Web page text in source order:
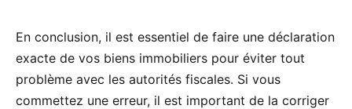
En conclusion, il est essentiel de faire une déclaration
exacte de vos biens immobiliers pour éviter tout
problème avec les autorités fiscales. Si vous
commettez une erreur, il est important de la corriger